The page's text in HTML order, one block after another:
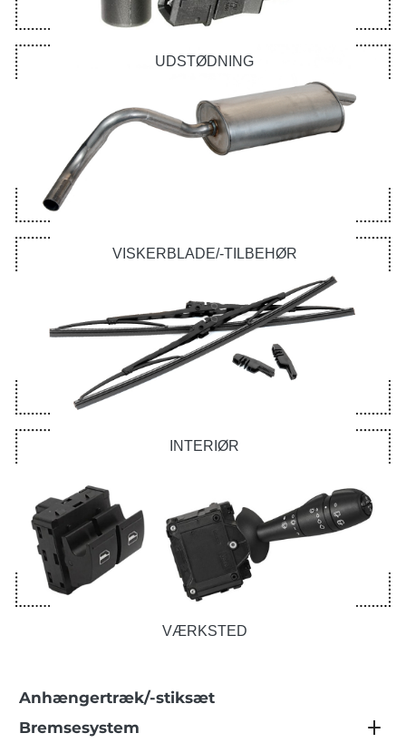
UDSTØDNING
VISKERBLADE/-TILBEHØR
INTERIØR
VÆRKSTED
Anhængertræk/-stiksæt
Bremsesystem